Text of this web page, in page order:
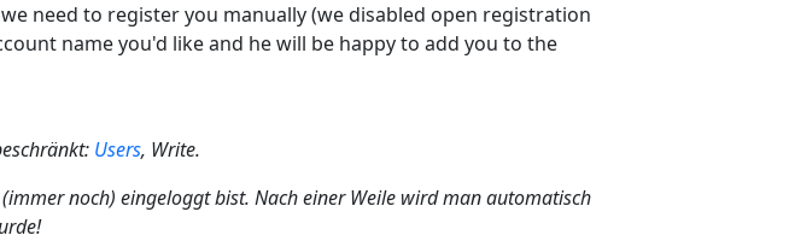
need to register you manually (we disabled open registration
name you'd like and he will be happy to add you to the
Users, Write.
noch) eingeloggt bist. Nach einer Weile wird man automatisch